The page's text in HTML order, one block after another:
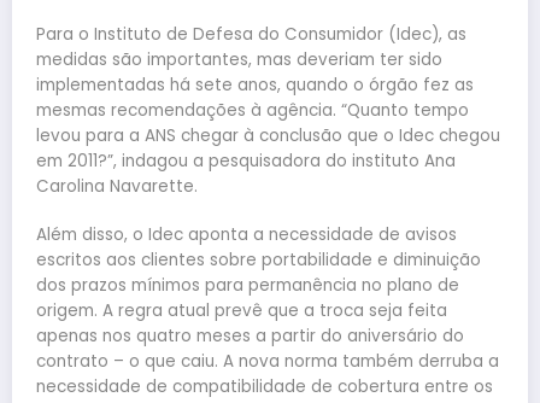
Para o Instituto de Defesa do Consumidor (Idec), as
medidas são importantes, mas deveriam ter sido
implementadas há sete anos, quando o órgão fez as
mesmas recomendações à agência. “Quanto tempo
levou para a ANS chegar à conclusão que o Idec chegou
em 2011?”, indagou a pesquisadora do instituto Ana
Carolina Navarette.
Além disso, o Idec aponta a necessidade de avisos
escritos aos clientes sobre portabilidade e diminuição
dos prazos mínimos para permanência no plano de
origem. A regra atual prevê que a troca seja feita
apenas nos quatro meses a partir do aniversário do
contrato – o que caiu. A nova norma também derruba a
necessidade de compatibilidade de cobertura entre os